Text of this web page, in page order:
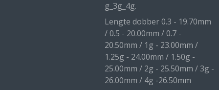
g_3g_4g.
Lengte dobber 0.3 - 19.70mm
/ 0.5 - 20.00mm / 0.7 -
20.50mm / 1g - 23.00mm /
1.25g - 24.00mm / 1.50g -
25.00mm / 2g - 25.50mm / 3g -
26.00mm / 4g -26.50mm